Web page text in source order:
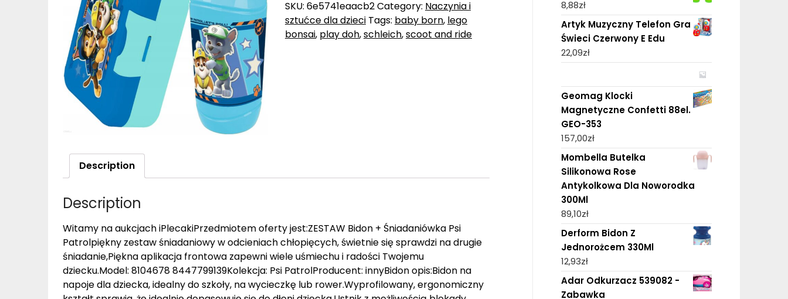
SKU: 6e5741eaacb2Category: Naczynia i
sztućce dla dzieci Tags: baby born, lego
bonsai, play doh,schleich,scoot and ride
Description
Description
Witamy na aukcjach iPlecakiPrzedmiotem oferty jest:ZESTAW Bidon + Śniadaniówka Psi
Patrolpiękny zestaw śniadaniowy w odcieniach chłopięcych, świetnie się sprawdzi na drugie
śniadanie,Piękna aplikacja frontowa zapewni wiele uśmiechu i radości Twojemu
dziecku.Model: 8104678 8447799139Kolekcja: Psi PatrolProducent: innyBidon opis:Bidon na
napoje dla dziecka, idealny do szkoły, na wycieczkę lub rower.Wyprofilowany, ergonomiczny
8,88zł
Artyk Muzyczny Telefon Gra
Świeci Czerwony E Edu
22,09zł
Geomag Klocki
Magnetyczne Confetti 88el.
GEO-353
157,00zł
Mombella Butelka
Silikonowa Rose
Antykolkowa Dla Noworodka
300Ml
89,10zł
Derform Bidon Z
Jednorożcem 330Ml
12,93zł
Adar Odkurzacz 539082 -
Zabawka